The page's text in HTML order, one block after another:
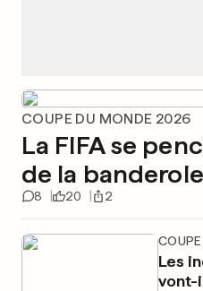
COUPE DU MONDE 2026
La FIFA se
de la
8 20 2
Les
vont-